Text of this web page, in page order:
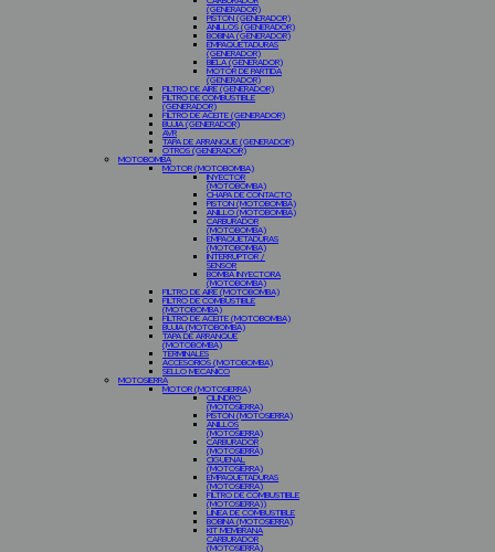
(GENERADOR)
PISTON (GENERADOR)
ANILLOS (GENERADOR)
BOBINA (GENERADOR)
EMPAQUETADURAS
(GENERADOR)
BIELA (GENERADOR)
MOTOR DE PARTIDA
(GENERADOR)
FILTRO DE AIRE (GENERADOR)
FILTRO DE COMBUSTIBLE
(GENERADOR)
FILTRO DE ACEITE (GENERADOR)
BUJIA (GENERADOR)
AVR
TAPA DE ARRANQUE (GENERADOR)
OTROS (GENERADOR)
MOTOBOMBA
MOTOR (MOTOBOMBA)
INYECTOR
(MOTOBOMBA)
CHAPA DE CONTACTO
PISTON (MOTOBOMBA)
ANILLO (MOTOBOMBA)
CARBURADOR
(MOTOBOMBA)
EMPAQUETADURAS
(MOTOBOMBA)
INTERRUPTOR /
SENSOR
BOMBA INYECTORA
(MOTOBOMBA)
FILTRO DE AIRE (MOTOBOMBA)
FILTRO DE COMBUSTIBLE
(MOTOBOMBA)
FILTRO DE ACEITE (MOTOBOMBA)
BUJIA (MOTOBOMBA)
TAPA DE ARRANQUE
(MOTOBOMBA)
TERMINALES
ACCESORIOS (MOTOBOMBA)
SELLO MECANICO
MOTOSIERRA
MOTOR (MOTOSIERRA)
CILINDRO
(MOTOSIERRA)
PISTON (MOTOSIERRA)
ANILLOS
(MOTOSIERRA)
CARBURADOR
(MOTOSIERRA)
CIGÜEÑAL
(MOTOSIERRA)
EMPAQUETADURAS
(MOTOSIERRA)
FILTRO DE COMBUSTIBLE
(MOTOSIERRA))
LINEA DE COMBUSTIBLE
BOBINA (MOTOSIERRA)
KIT MEMBRANA
CARBURADOR
(MOTOSIERRA)